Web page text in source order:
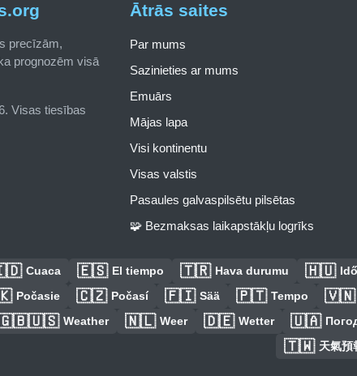
precīzām,
prognozēm visā
Visas tiesības
Ātrās saites
Par mums
Sazinieties ar mums
Emuārs
Mājas lapa
Visi kontinentu
Visas valstis
Pasaules galvaspilsētu pilsētas
🧩 Bezmaksas laikapstākļu logrīks
Cuaca 🇪🇸 El tiempo 🇹🇷 Hava durumu 🇭🇺
Počasie 🇨🇿 Počasí 🇫🇮 Sää 🇵🇹 Tempo 🇻🇳
Weather 🇳🇱 Weer 🇩🇪 Wetter 🇺🇦
🇹🇼 天氣預